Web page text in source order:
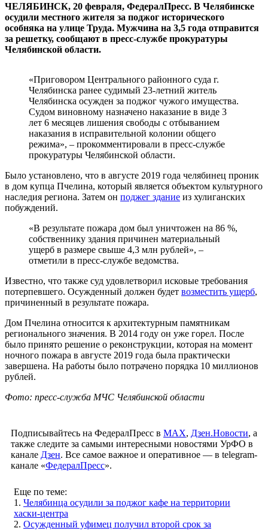
ЧЕЛЯБИНСК, 20 февраля, ФедералПресс. В Челябинске
осудили местного жителя за поджог исторического
особняка на улице Труда. Мужчина на 3,5 года отправится
за решетку, сообщают в пресс-службе прокуратуры
Челябинской области.
«Приговором Центрального районного суда г.
Челябинска ранее судимый 23-летний житель
Челябинска осужден за поджог чужого имущества.
Судом виновному назначено наказание в виде 3
лет 6 месяцев лишения свободы с отбыванием
наказания в исправительной колонии общего
режима», – прокомментировали в пресс-службе
прокуратуры Челябинской области.
Было установлено, что в августе 2019 года челябинец проник
в дом купца Пчелина, который является объектом культурного
наследия региона. Затем он поджег здание из хулиганских
побуждений.
«В результате пожара дом был уничтожен на 86 %,
собственнику здания причинен материальный
ущерб в размере свыше 4,3 млн рублей», –
отметили в пресс-службе ведомства.
Известно, что также суд удовлетворил исковые требования
потерпевшего. Осужденный должен будет возместить ущерб,
причиненный в результате пожара.
Дом Пчелина относится к архитектурным памятникам
регионального значения. В 2014 году он уже горел. После
было принято решение о реконструкции, которая на момент
ночного пожара в августе 2019 года была практически
завершена. На работы было потрачено порядка 10 миллионов
рублей.
Фото: пресс-служба МЧС Челябинской области
Подписывайтесь на ФедералПресс в МАХ, Дзен.Новости, а
также следите за самыми интересными новостями УрФО в
канале Дзен. Все самое важное и оперативное — в telegram-
канале «ФедералПресс».
Еще по теме:
1. Челябинца осудили за поджог кафе на территории
хаски-центра
2. Осужденный уфимец получил второй срок за